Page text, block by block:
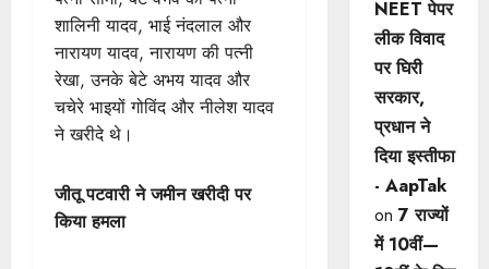
शालिनी यादव, भाई नंदलाल और
नारायण यादव, नारायण की पत्नी
रेखा, उनके बेटे अभय यादव और
चचेरे भाइयों गोविंद और नीलेश यादव
ने खरीदे थे।
जीतू पटवारी ने जमीन खरीदी पर
किया हमला
NEET पेपर
लीक विवाद
पर घिरी
सरकार,
प्रधान ने
दिया इस्तीफा
- AapTak
on 7 राज्यों
में 10वीं—